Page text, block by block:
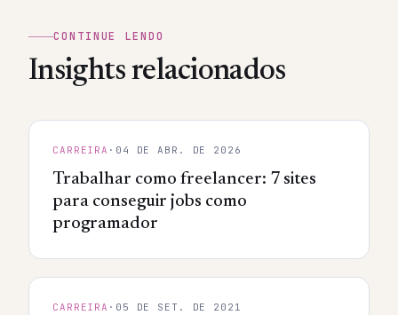
CONTINUE LENDO
Insights relacionados
CARREIRA · 04 DE ABR. DE 2026
Trabalhar como freelancer: 7 sites
para conseguir jobs como
programador
CARREIRA · 05 DE SET. DE 2021